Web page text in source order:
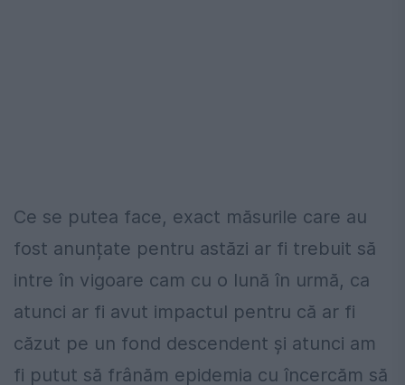
Ce se putea face, exact măsurile care au
fost anunțate pentru astăzi ar fi trebuit să
intre în vigoare cam cu o lună în urmă, ca
atunci ar fi avut impactul pentru că ar fi
căzut pe un fond descendent și atunci am
fi putut să frânăm epidemia cu încercăm să